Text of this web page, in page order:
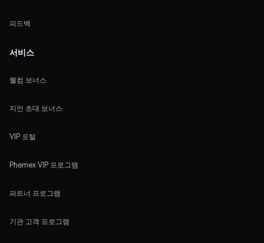
피드백
서비스
웰컴 보너스
지인 초대 보너스
VIP 포털
Phemex VIP 프로그램
파트너 프로그램
기관 고객 프로그램